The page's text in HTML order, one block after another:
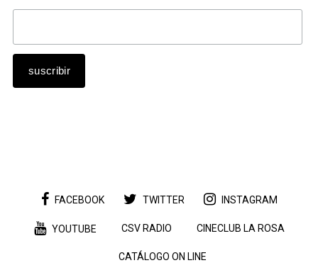
FACEBOOK TWITTER INSTAGRAM
YOUTUBE CSV RADIO CINECLUB LA ROSA
CATÁLOGO ON LINE